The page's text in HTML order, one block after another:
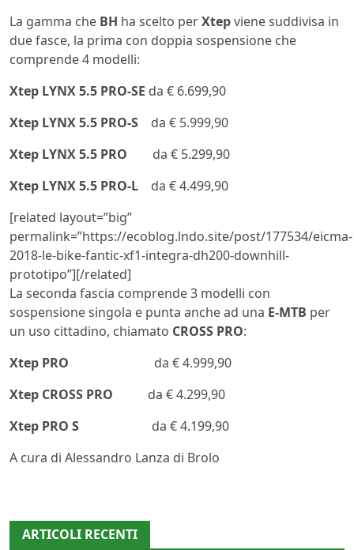
La gamma che BH ha scelto perXtepviene suddivisa in
due fasce, la prima con doppia sospensione che
comprende 4 modelli:
Xtep LYNX 5.5 PRO-SE da € 6.699,90
Xtep LYNX 5.5 PRO-S da € 5.999,90
Xtep LYNX 5.5 PRO da € 5.299,90
Xtep LYNX 5.5 PRO-L da € 4.499,90
[related layout=”big”
permalink=”https://ecoblog.lndo.site/post/177534/eicma-
2018-le-bike-fantic-xf1-integra-dh200-downhill-
prototipo”][/related]
La seconda fascia comprende 3 modelli con
sospensione singola e punta anche ad una E-MTB per
un uso cittadino, chiamato CROSS PRO:
Xtep PRO da € 4.999,90
Xtep CROSS PRO da € 4.299,90
Xtep PRO S da € 4.199,90
A cura di Alessandro Lanza di Brolo
ARTICOLI RECENTI